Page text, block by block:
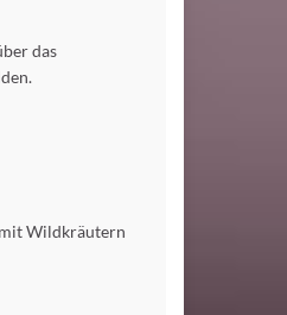
das
Wildkräutern